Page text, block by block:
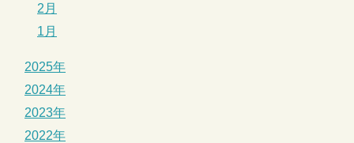
2月
1月
2025年
2024年
2023年
2022年